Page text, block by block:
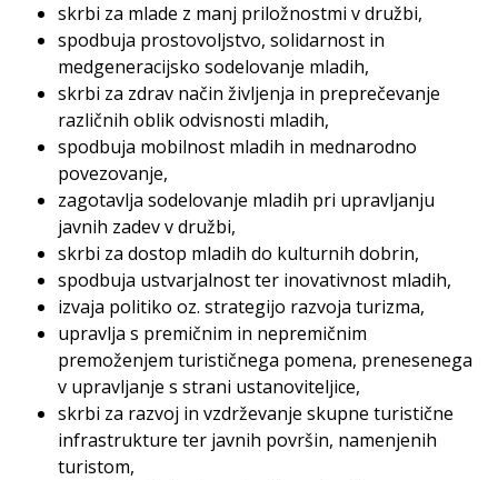
skrbi za mlade z manj priložnostmi v družbi,
spodbuja prostovoljstvo, solidarnost in
medgeneracijsko sodelovanje mladih,
skrbi za zdrav način življenja in preprečevanje
različnih oblik odvisnosti mladih,
spodbuja mobilnost mladih in mednarodno
povezovanje,
zagotavlja sodelovanje mladih pri upravljanju
javnih zadev v družbi,
skrbi za dostop mladih do kulturnih dobrin,
spodbuja ustvarjalnost ter inovativnost mladih,
izvaja politiko oz. strategijo razvoja turizma,
upravlja s premičnim in nepremičnim
premoženjem turističnega pomena, prenesenega
v upravljanje s strani ustanoviteljice,
skrbi za razvoj in vzdrževanje skupne turistične
infrastrukture ter javnih površin, namenjenih
turistom,